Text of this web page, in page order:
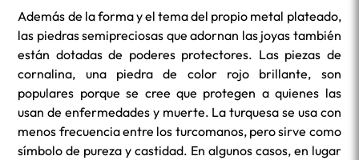
Además de la forma y el tema del propio metal plateado,
las piedras semipreciosas que adornan las joyas también
están dotadas de poderes protectores. Las piezas de
cornalina, una piedra de color rojo brillante, son
populares porque se cree que protegen a quienes las
usan de enfermedades y muerte. La turquesa se usa con
menos frecuencia entre los turcomanos, pero sirve como
símbolo de pureza y castidad. En algunos casos, en lugar